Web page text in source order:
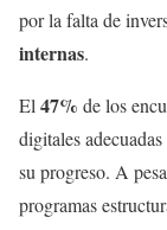
por la falta de
internas.
El 47% de los
digitales
su progreso. A
programas